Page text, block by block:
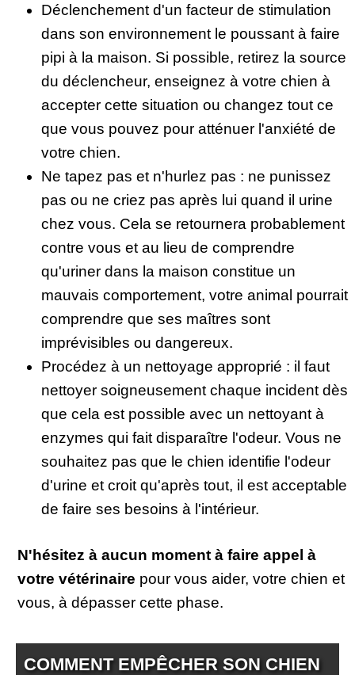
Déclenchement d'un facteur de stimulation
dans son environnement le poussant à faire
pipi à la maison. Si possible, retirez la source
du déclencheur, enseignez à votre chien à
accepter cette situation ou changez tout ce
que vous pouvez pour atténuer l'anxiété de
votre chien.
Ne tapez pas et n'hurlez pas : ne punissez
pas ou ne criez pas après lui quand il urine
chez vous. Cela se retournera probablement
contre vous et au lieu de comprendre
qu'uriner dans la maison constitue un
mauvais comportement, votre animal pourrait
comprendre que ses maîtres sont
imprévisibles ou dangereux.
Procédez à un nettoyage approprié : il faut
nettoyer soigneusement chaque incident dès
que cela est possible avec un nettoyant à
enzymes qui fait disparaître l'odeur. Vous ne
souhaitez pas que le chien identifie l'odeur
d'urine et croit qu'après tout, il est acceptable
de faire ses besoins à l'intérieur.
N'hésitez à aucun moment à faire appel à
votre vétérinaire pour vous aider, votre chien et
vous, à dépasser cette phase.
COMMENT EMPÊCHER SON CHIEN